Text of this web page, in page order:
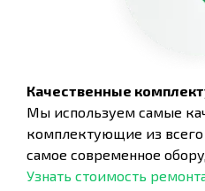
Качественные
Мы используем самые
комплектующие из
самое современное
Узнать стоимость